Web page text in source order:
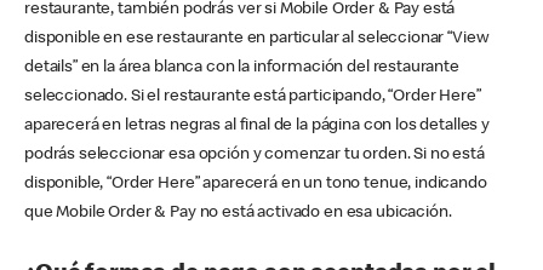
restaurante, también podrás ver si Mobile Order & Pay está
disponible en ese restaurante en particular al seleccionar “View
details” en la área blanca con la información del restaurante
seleccionado. Si el restaurante está participando, “Order Here”
aparecerá en letras negras al final de la página con los detalles y
podrás seleccionar esa opción y comenzar tu orden. Si no está
disponible, “Order Here” aparecerá en un tono tenue, indicando
que Mobile Order & Pay no está activado en esa ubicación.